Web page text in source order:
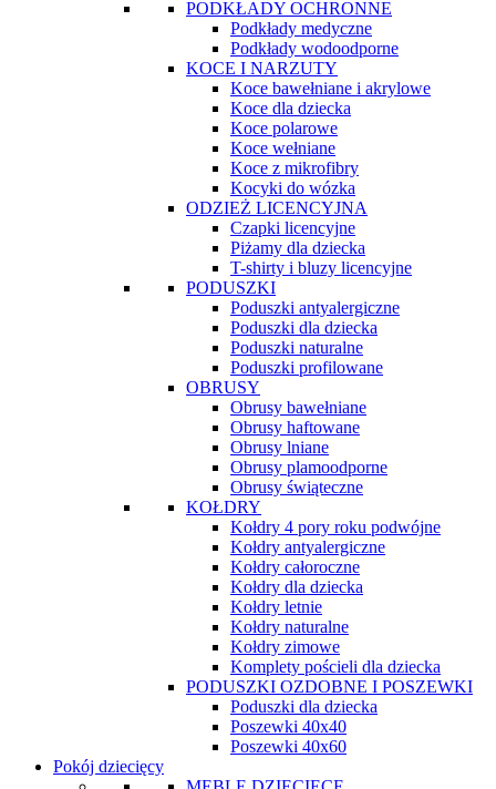
PODKŁADY OCHRONNE
Podkłady medyczne
Podkłady wodoodporne
KOCE I NARZUTY
Koce bawełniane i akrylowe
Koce dla dziecka
Koce polarowe
Koce wełniane
Koce z mikrofibry
Kocyki do wózka
ODZIEŻ LICENCYJNA
Czapki licencyjne
Piżamy dla dziecka
T-shirty i bluzy licencyjne
PODUSZKI
Poduszki antyalergiczne
Poduszki dla dziecka
Poduszki naturalne
Poduszki profilowane
OBRUSY
Obrusy bawełniane
Obrusy haftowane
Obrusy lniane
Obrusy plamoodporne
Obrusy świąteczne
KOŁDRY
Kołdry 4 pory roku podwójne
Kołdry antyalergiczne
Kołdry całoroczne
Kołdry dla dziecka
Kołdry letnie
Kołdry naturalne
Kołdry zimowe
Komplety pościeli dla dziecka
PODUSZKI OZDOBNE I POSZEWKI
Poduszki dla dziecka
Poszewki 40x40
Poszewki 40x60
Pokój dziecięcy